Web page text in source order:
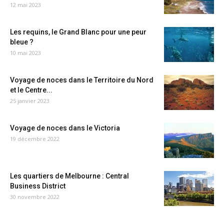
12 mai 2023
Les requins, le Grand Blanc pour une peur
bleue ?
10 mai 2023
Voyage de noces dans le Territoire du Nord
et le Centre...
25 janvier 2023
Voyage de noces dans le Victoria
19 décembre 2022
Les quartiers de Melbourne : Central
Business District
30 novembre 2022